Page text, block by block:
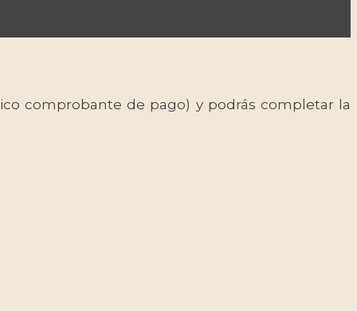
comprobante de pago) y podrás completar la